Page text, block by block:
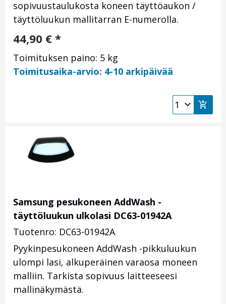
sopivuustaulukosta koneen täyttöaukon /
täyttöluukun mallitarran E-numerolla.
44,90 € *
Toimituksen paino: 5 kg
Toimitusaika-arvio: 4-10 arkipäivää
Samsung pesukoneen AddWash -
täyttöluukun ulkolasi DC63-01942A
Tuotenro: DC63-01942A
Pyykinpesukoneen AddWash -pikkuluukun
ulompi lasi, alkuperäinen varaosa moneen
malliin. Tarkista sopivuus laitteeseesi
mallinäkymästä.